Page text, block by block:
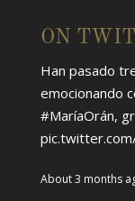
ON
Han pasado
emocionando
#MaríaOrán,
About 3 months